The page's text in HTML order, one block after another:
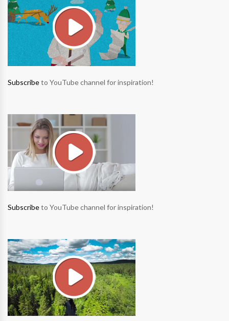
Subscribeto YouTube channel for inspiration!
Subscribeto YouTube channel for inspiration!